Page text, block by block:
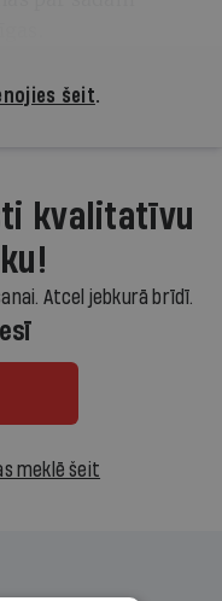
šeit.
kvalitatīvu
Atcel jebkurā brīdī.
meklē šeit